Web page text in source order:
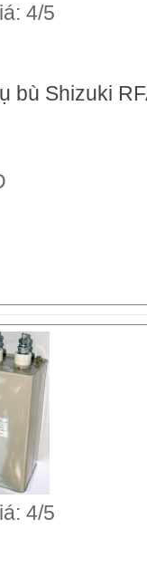
4/5
bù Shizuki
4/5